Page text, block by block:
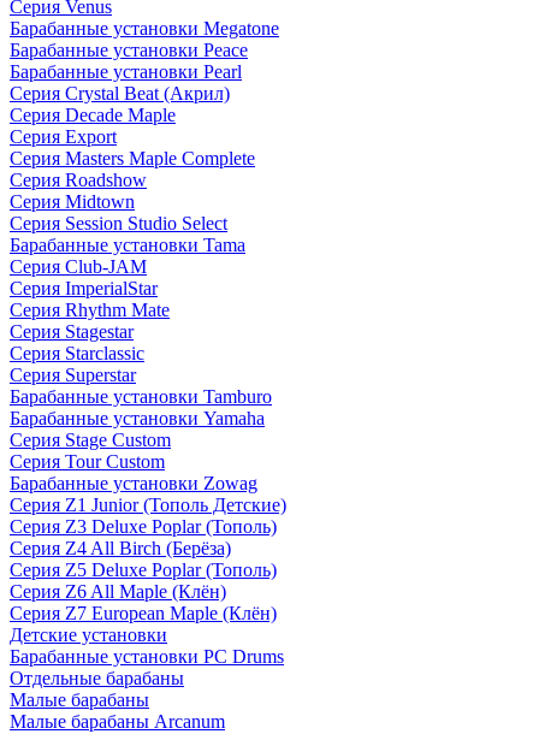
Серия Venus
Барабанные установки Megatone
Барабанные установки Peace
Барабанные установки Pearl
Серия Crystal Beat (Акрил)
Серия Decade Maple
Серия Export
Серия Masters Maple Complete
Серия Roadshow
Серия Midtown
Серия Session Studio Select
Барабанные установки Tama
Серия Club-JAM
Серия ImperialStar
Серия Rhythm Mate
Серия Stagestar
Серия Starclassic
Серия Superstar
Барабанные установки Tamburo
Барабанные установки Yamaha
Серия Stage Custom
Серия Tour Custom
Барабанные установки Zowag
Серия Z1 Junior (Тополь Детские)
Серия Z3 Deluxe Poplar (Тополь)
Серия Z4 All Birch (Берёза)
Серия Z5 Deluxe Poplar (Тополь)
Серия Z6 All Maple (Клён)
Серия Z7 European Maple (Клён)
Детские установки
Барабанные установки PC Drums
Отдельные барабаны
Малые барабаны
Малые барабаны Arcanum